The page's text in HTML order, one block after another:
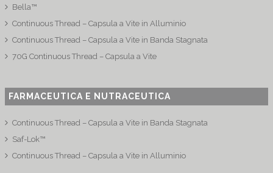
Bella™
Continuous Thread – Capsula a Vite in Alluminio
Continuous Thread – Capsula a Vite in Banda Stagnata
70G Continuous Thread – Capsula a Vite
FARMACEUTICA E NUTRACEUTICA
Continuous Thread – Capsula a Vite in Banda Stagnata
Saf-Lok™
Continuous Thread – Capsula a Vite in Alluminio